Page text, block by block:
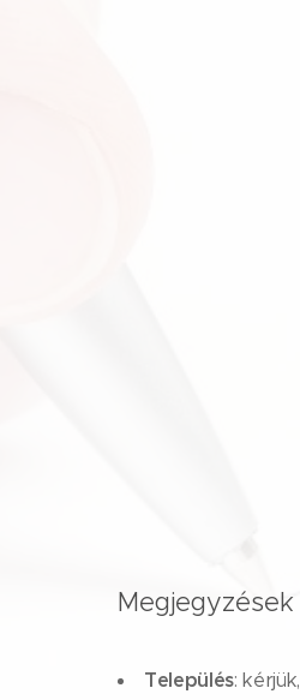
Település: